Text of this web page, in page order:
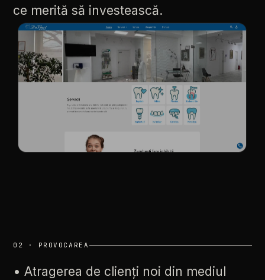
ce merită să investească.
02 · PROVOCAREA
• Atragerea de clienți noi din mediul